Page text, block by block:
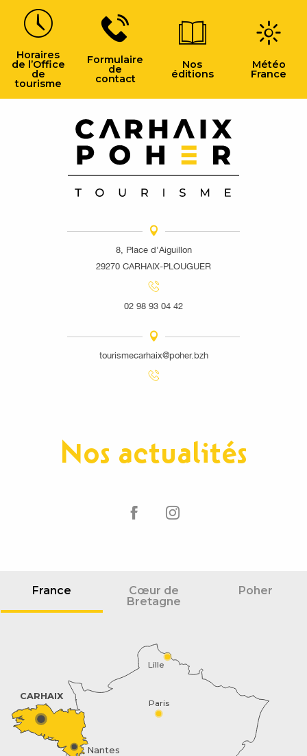
Horaires
de l’Office
de
tourisme
Formulaire
de
contact
Nos
éditions
Météo
France
8, Place d'Aiguillon
29270 CARHAIX-PLOUGUER
02 98 93 04 42
tourismecarhaix@poher.bzh
Nos actualités
France
Cœur de
Bretagne
Poher
Paris
Lille
Nantes
CARHAIX